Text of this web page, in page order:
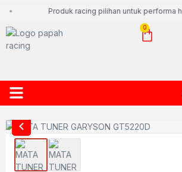
Produk racing pilihan untuk performa
0